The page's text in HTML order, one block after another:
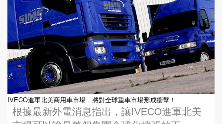
IVECO進軍北美商用車市場，將對全球重車市場形成衝擊！
根據最新外電消息指出，讓IVECO進軍北美